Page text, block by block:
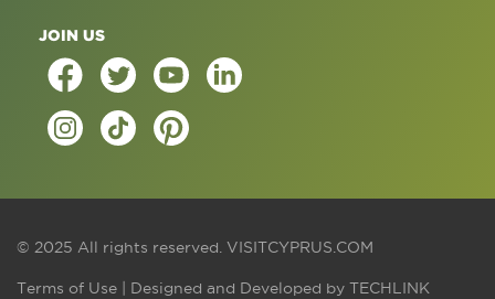
JOIN US
© 2025 All rights reserved. VISITCYPRUS.COM
Terms of Use | Designed and Developed by TECHLINK